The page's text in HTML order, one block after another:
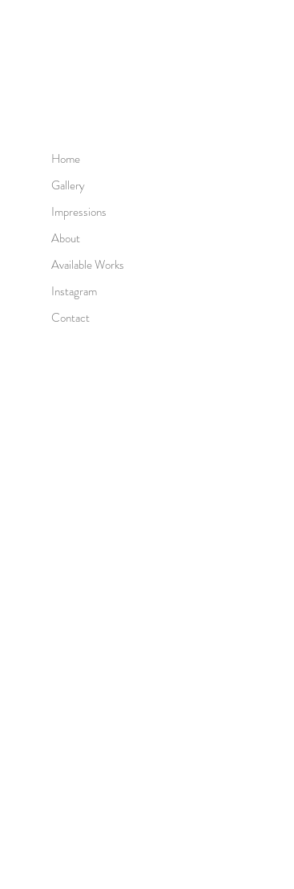
Home
Gallery
Impressions
About
Available Works
Instagram
Contact